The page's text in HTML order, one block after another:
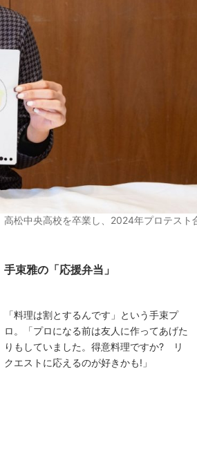
松中央高校を卒業し、2024年プロテスト
手束雅の「応援弁当」
「料理は割とするんです」という手束プ
ロ。「プロになる前は友人に作ってあげた
りもしていました。得意料理ですか? リ
クエストに応えるのが好きかも!」